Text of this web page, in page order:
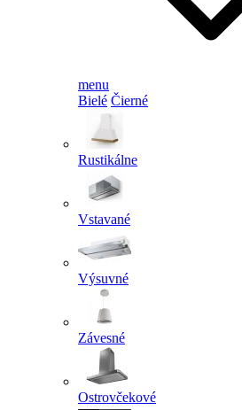
menu
Bielé Čierné
Rustikálne
Vstavané
Výsuvné
Závesné
Ostrovčekové